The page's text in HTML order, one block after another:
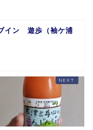
イン 遊歩（袖ケ浦